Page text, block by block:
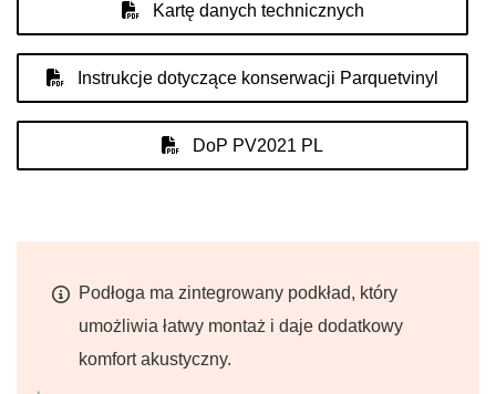
Kartę danych technicznych
Instrukcje dotyczące konserwacji Parquetvinyl
DoP PV2021 PL
Podłoga ma zintegrowany podkład, który
umożliwia łatwy montaż i daje dodatkowy
komfort akustyczny.